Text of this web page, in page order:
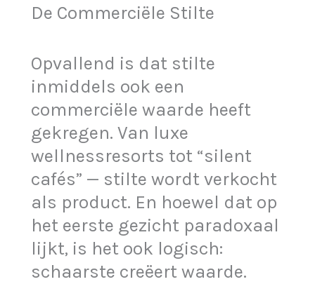
De Commerciële Stilte
Opvallend is dat stilte
inmiddels ook een
commerciële waarde heeft
gekregen. Van luxe
wellnessresorts tot “silent
cafés” — stilte wordt verkocht
als product. En hoewel dat op
het eerste gezicht paradoxaal
lijkt, is het ook logisch:
schaarste creëert waarde.